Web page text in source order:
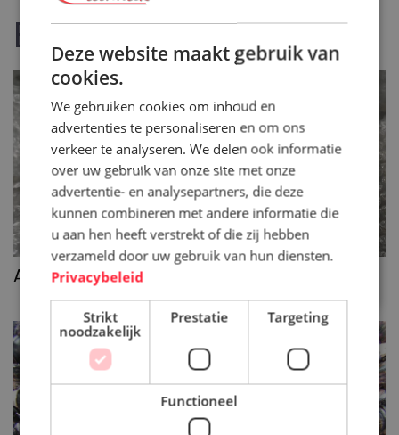
Bekijk ook
As mest separator
Deze website maakt gebruik van
cookies.
We gebruiken cookies om inhoud en
advertenties te personaliseren en om ons
verkeer te analyseren. We delen ook informatie
over uw gebruik van onze site met onze
advertentie- en analysepartners, die deze
kunnen combineren met andere informatie die
u aan hen heeft verstrekt of die zij hebben
verzameld door uw gebruik van hun diensten.
Privacybeleid
Strikt
noodzakelijk
Prestatie Targeting
Functioneel